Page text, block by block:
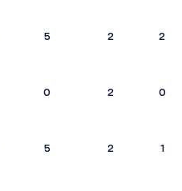
5 2 2
0 2 0
5 2 1